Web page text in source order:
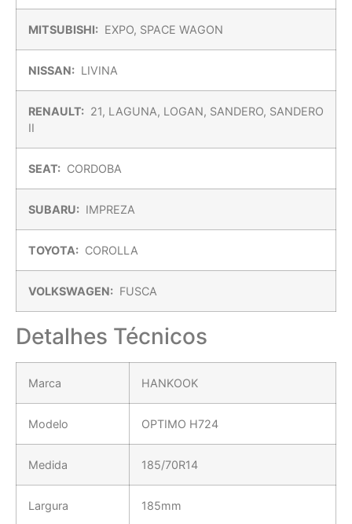
MITSUBISHI: EXPO, SPACE WAGON
NISSAN: LIVINA
RENAULT: 21, LAGUNA, LOGAN, SANDERO, SANDERO
II
SEAT: CORDOBA
SUBARU: IMPREZA
TOYOTA: COROLLA
VOLKSWAGEN: FUSCA
Detalhes Técnicos
Marca HANKOOK
Modelo OPTIMO H724
Medida 185/70R14
Largura 185mm